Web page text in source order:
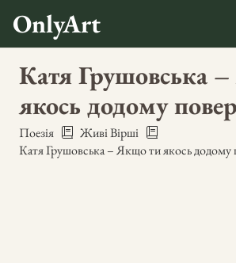
OnlyArt
Катя Грушовська
якось додому
Поезія
Живі Вірші
Катя Грушовська – Якщо ти якось